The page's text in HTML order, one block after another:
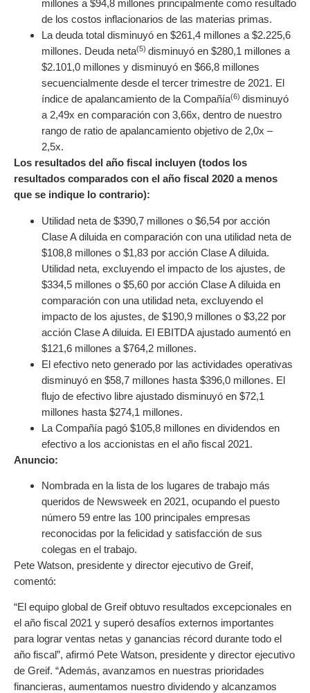
millones a $94,8 millones principalmente como resultado
de los costos inflacionarios de las materias primas.
La deuda total disminuyó en $261,4 millones a $2.225,6
millones. Deuda neta(5) disminuyó en $280,1 millones a
$2.101,0 millones y disminuyó en $66,8 millones
secuencialmente desde el tercer trimestre de 2021. El
índice de apalancamiento de la Compañía(6) disminuyó
a 2,49x en comparación con 3,66x, dentro de nuestro
rango de ratio de apalancamiento objetivo de 2,0x –
2,5x.
Los resultados del año fiscal incluyen (todos los
resultados comparados con el año fiscal 2020 a menos
que se indique lo contrario):
Utilidad neta de $390,7 millones o $6,54 por acción
Clase A diluida en comparación con una utilidad neta de
$108,8 millones o $1,83 por acción Clase A diluida.
Utilidad neta, excluyendo el impacto de los ajustes, de
$334,5 millones o $5,60 por acción Clase A diluida en
comparación con una utilidad neta, excluyendo el
impacto de los ajustes, de $190,9 millones o $3,22 por
acción Clase A diluida. El EBITDA ajustado aumentó en
$121,6 millones a $764,2 millones.
El efectivo neto generado por las actividades operativas
disminuyó en $58,7 millones hasta $396,0 millones. El
flujo de efectivo libre ajustado disminuyó en $72,1
millones hasta $274,1 millones.
La Compañía pagó $105,8 millones en dividendos en
efectivo a los accionistas en el año fiscal 2021.
Anuncio:
Nombrada en la lista de los lugares de trabajo más
queridos de Newsweek en 2021, ocupando el puesto
número 59 entre las 100 principales empresas
reconocidas por la felicidad y satisfacción de sus
colegas en el trabajo.
Pete Watson, presidente y director ejecutivo de Greif,
comentó:
“El equipo global de Greif obtuvo resultados excepcionales en
el año fiscal 2021 y superó desafíos externos importantes
para lograr ventas netas y ganancias récord durante todo el
año fiscal”, afirmó Pete Watson, presidente y director ejecutivo
de Greif. “Además, avanzamos en nuestras prioridades
financieras, aumentamos nuestro dividendo y alcanzamos